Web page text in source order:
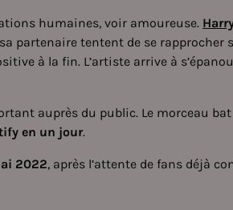
humaines, voir amoureuse.
partenaire tentent de se rapprocher
à la fin. L’artiste arrive à
auprès du public. Le morceau bat
en un jour.
2022, après l’attente de fans déjà